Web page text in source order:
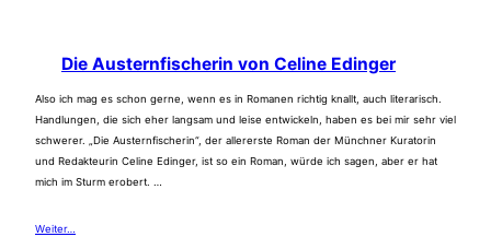
Die Austernfischerin von Celine Edinger
Also ich mag es schon gerne, wenn es in Romanen richtig knallt, auch literarisch.
Handlungen, die sich eher langsam und leise entwickeln, haben es bei mir sehr viel
schwerer. „Die Austernfischerin“, der allererste Roman der Münchner Kuratorin
und Redakteurin Celine Edinger, ist so ein Roman, würde ich sagen, aber er hat
mich im Sturm erobert. …
Weiter…